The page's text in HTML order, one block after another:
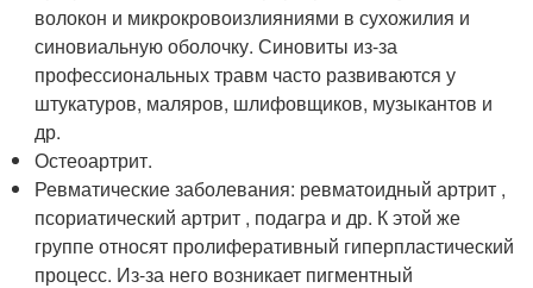
волокон и микрокровоизлияниями в сухожилия и
синовиальную оболочку. Синовиты из-за
профессиональных травм часто развиваются у
штукатуров, маляров, шлифовщиков, музыкантов и
др.
Остеоартрит.
Ревматические заболевания: ревматоидный артрит ,
псориатический артрит , подагра и др. К этой же
группе относят пролиферативный гиперпластический
процесс. Из-за него возникает пигментный